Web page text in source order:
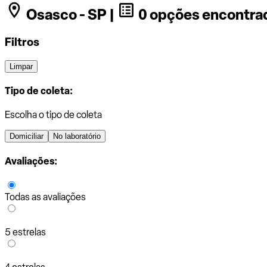
Osasco - SP | 0 opções
Filtros
Limpar
Tipo de coleta:
Escolha o tipo de coleta
Domiciliar No laboratório
Avaliações:
Todas as avaliações
5 estrelas